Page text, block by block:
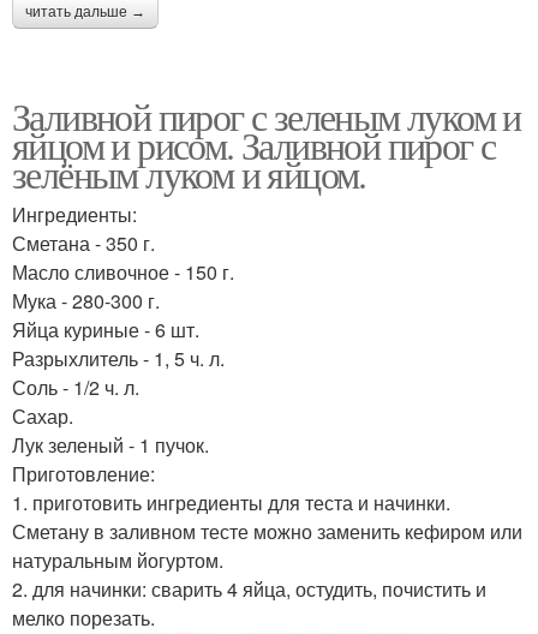
читать дальше →
Заливной пирог с зеленым луком и
яйцом и рисом. Заливной пирог с
зелёным луком и яйцом.
Ингредиенты:
Сметана - 350 г.
Масло сливочное - 150 г.
Мука - 280-300 г.
Яйца куриные - 6 шт.
Разрыхлитель - 1, 5 ч. л.
Соль - 1/2 ч. л.
Сахар.
Лук зеленый - 1 пучок.
Приготовление:
1. приготовить ингредиенты для теста и начинки.
Сметану в заливном тесте можно заменить кефиром или
натуральным йогуртом.
2. для начинки: сварить 4 яйца, остудить, почистить и
мелко порезать.